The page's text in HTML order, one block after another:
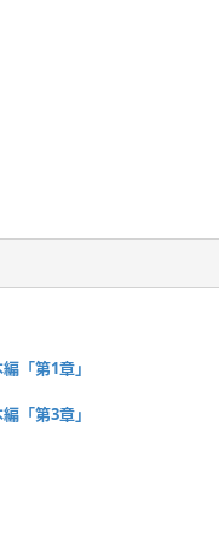
「第1章」
「第3章」